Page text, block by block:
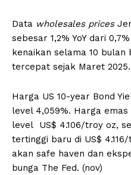
Data wholesales prices
sebesar 1,2% YoY dari
kenaikan selama 10
tercepat sejak Maret 2025.
Harga US 10-year Bond
level 4,059%. Harga emas
level US$ 4.106/troy oz,
tertinggi baru di US$
akan safe haven dan
bunga The Fed. (nov)